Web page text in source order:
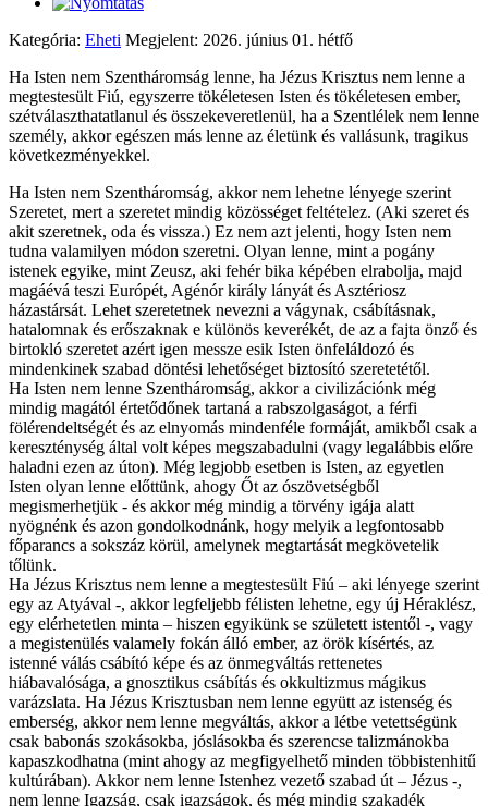
Kategória: Eheti Megjelent: 2026. június 01. hétfő
Ha Isten nem Szentháromság lenne, ha Jézus Krisztus nem lenne a
megtestesült Fiú, egyszerre tökéletesen Isten és tökéletesen ember,
szétválaszthatatlanul és összekeveretlenül, ha a Szentlélek nem lenne
személy, akkor egészen más lenne az életünk és vallásunk, tragikus
következményekkel.
Ha Isten nem Szentháromság, akkor nem lehetne lényege szerint
Szeretet, mert a szeretet mindig közösséget feltételez. (Aki szeret és
akit szeretnek, oda és vissza.) Ez nem azt jelenti, hogy Isten nem
tudna valamilyen módon szeretni. Olyan lenne, mint a pogány
istenek egyike, mint Zeusz, aki fehér bika képében elrabolja, majd
magáévá teszi Európét, Agénór király lányát és Asztériosz
házastársát. Lehet szeretetnek nevezni a vágynak, csábításnak,
hatalomnak és erőszaknak e különös keverékét, de az a fajta önző és
birtokló szeretet azért igen messze esik Isten önfeláldozó és
mindenkinek szabad döntési lehetőséget biztosító szeretetétől.
Ha Isten nem lenne Szentháromság, akkor a civilizációnk még
mindig magától értetődőnek tartaná a rabszolgaságot, a férfi
fölérendeltségét és az elnyomás mindenféle formáját, amikből csak a
kereszténység által volt képes megszabadulni (vagy legalábbis előre
haladni ezen az úton). Még legjobb esetben is Isten, az egyetlen
Isten olyan lenne előttünk, ahogy Őt az ószövetségből
megismerhetjük - és akkor még mindig a törvény igája alatt
nyögnénk és azon gondolkodnánk, hogy melyik a legfontosabb
főparancs a sokszáz körül, amelynek megtartását megkövetelik
tőlünk.
Ha Jézus Krisztus nem lenne a megtestesült Fiú – aki lényege szerint
egy az Atyával -, akkor legfeljebb félisten lehetne, egy új Héraklész,
egy elérhetetlen minta – hiszen egyikünk se született istentől -, vagy
a megistenülés valamely fokán álló ember, az örök kísértés, az
istenné válás csábító képe és az önmegváltás rettenetes
hiábavalósága, a gnosztikus csábítás és okkultizmus mágikus
varázslata. Ha Jézus Krisztusban nem lenne együtt az istenség és
emberség, akkor nem lenne megváltás, akkor a létbe vetettségünk
csak babonás szokásokba, jóslásokba és szerencse talizmánokba
kapaszkodhatna (mint ahogy az megfigyelhető minden többistenhitű
kultúrában). Akkor nem lenne Istenhez vezető szabad út – Jézus -,
nem lenne Igazság, csak igazságok, és még mindig szakadék